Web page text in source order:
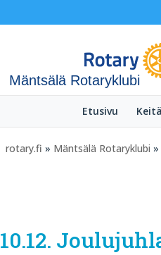
Mäntsälä Rotaryklubi
Etusivu
rotary.fi » Mäntsälä Rotaryklubi »
10.12.